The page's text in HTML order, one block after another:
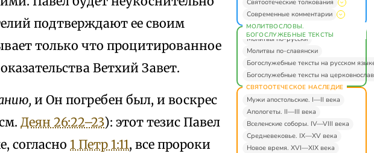
подтверждают ее своим
только что процитированное
Ветхий Завет.
и Он погребен был, и воскрес
Деян 26:22–23): этот тезис Павел
согласно 1 Петр 1:11, все пророки
Святоотеческие толкования
Современные комментарии
МОЛИТВОСЛОВЫ.
БОГОСЛУЖЕБНЫЕ ТЕКСТЫ
Молитвы по-русски
Молитвы по-славянски
Богослужебные тексты на русском
Богослужебные тексты на
СВЯТООТЕЧЕСКОЕ НАСЛЕДИЕ
Мужи апостольские. I—II века
Апологеты. II—III века
Вселенские соборы. IV—VIII века
Средневековье. IX—XV века
Новое время. XVI—XIX века